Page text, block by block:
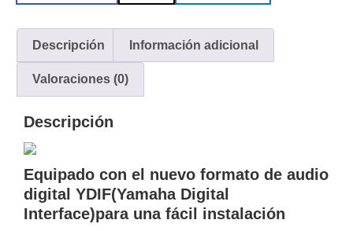
VideoCable
Coaxial y
Cables
Armados -
5eFibra
y
ElectricidadRG59
Tipo
Descripción Información adicional
Valoraciones (0)
Descripción
Equipado con el nuevo formato de audio
digital YDIF(Yamaha Digital
Interface)para una fácil instalación